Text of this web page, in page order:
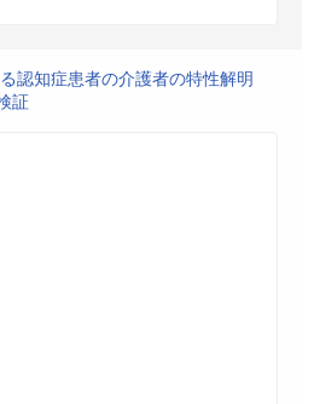
認知症患者の介護者の特性解明
証